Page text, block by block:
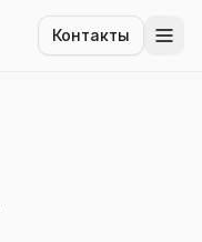
Контакты